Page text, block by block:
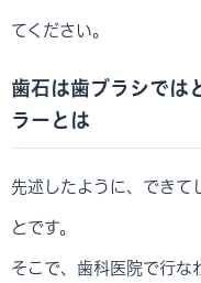
てください。
歯石は歯ブラシでは
ラーとは
先述したように、できて
とです。
そこで、歯科医院で行な